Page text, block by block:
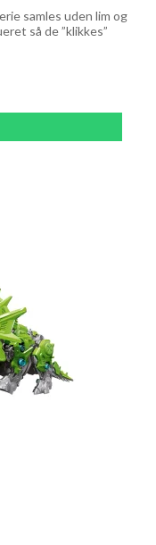
samles uden lim og
så de ”klikkes”